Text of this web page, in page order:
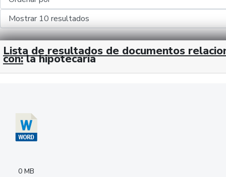
Lista de resultados de documentos
con: la hipotecaria
0 MB